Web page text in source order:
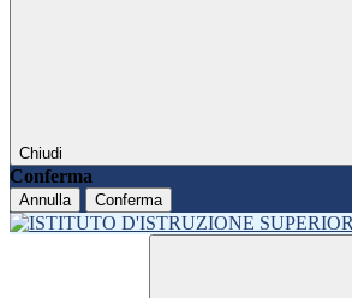
Chiudi
Conferma
Annulla Conferma